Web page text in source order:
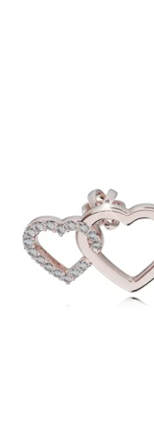
Svadobné obrúčky